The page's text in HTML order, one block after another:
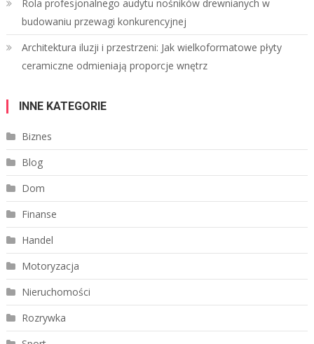
Rola profesjonalnego audytu nośników drewnianych w
budowaniu przewagi konkurencyjnej
Architektura iluzji i przestrzeni: Jak wielkoformatowe płyty
ceramiczne odmieniają proporcje wnętrz
INNE KATEGORIE
Biznes
Blog
Dom
Finanse
Handel
Motoryzacja
Nieruchomości
Rozrywka